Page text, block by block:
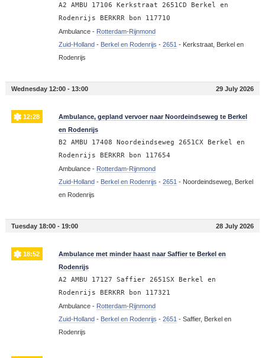
A2 AMBU 17106 Kerkstraat 2651CD Berkel en
Rodenrijs BERKRR bon 117710
Ambulance - Rotterdam-Rijnmond
Zuid-Holland- Berkel en Rodenrijs - 2651 - Kerkstraat, Berkel en
Rodenrijs
Wednesday 12:00 - 13:00 29 July 2026
12:28
Ambulance, gepland vervoer naar Noordeindseweg te Berkel
en Rodenrijs
B2 AMBU 17408 Noordeindseweg 2651CX Berkel en
Rodenrijs BERKRR bon 117654
Ambulance - Rotterdam-Rijnmond
Zuid-Holland- Berkel en Rodenrijs - 2651 - Noordeindseweg, Berkel
en Rodenrijs
Tuesday 18:00 - 19:00 28 July 2026
18:52
Ambulance met minder haast naar Saffier te Berkel en
Rodenrijs
A2 AMBU 17127 Saffier 2651SX Berkel en
Rodenrijs BERKRR bon 117321
Ambulance - Rotterdam-Rijnmond
Zuid-Holland- Berkel en Rodenrijs - 2651 - Saffier, Berkel en
Rodenrijs